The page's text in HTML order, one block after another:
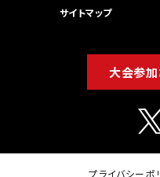
サイトマップ
大会参
プライバシーポ